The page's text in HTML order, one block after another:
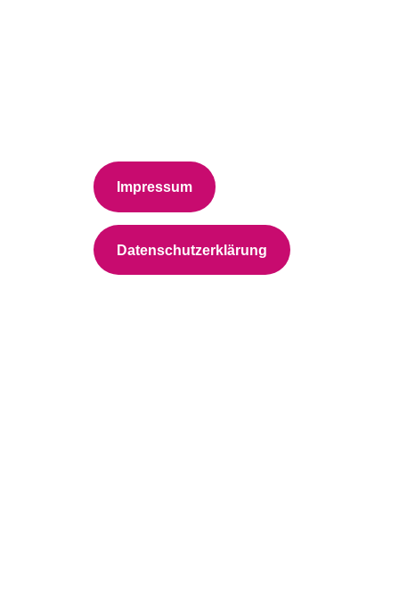
Impressum
Datenschutzerklärung